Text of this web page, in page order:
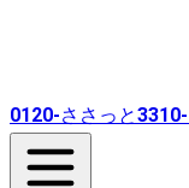
0120-ささっと3310-